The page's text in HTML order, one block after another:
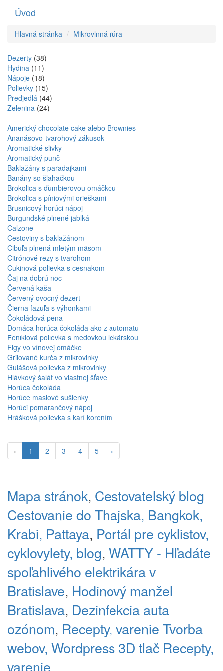
Úvod
Hlavná stránka Mikrovlnná rúra
Dezerty (38)
Hydina (11)
Nápoje (18)
Polievky (15)
Predjedlá (44)
Zelenina (24)
Americký chocolate cake alebo Brownies
Ananásovo-tvarohový zákusok
Aromatické slivky
Aromatický punč
Baklažány s paradajkami
Banány so šlahačkou
Brokolica s ďumbierovou omáčkou
Brokolica s píniovými orieškami
Brusnicový horúci nápoj
Burgundské plnené jablká
Calzone
Cestoviny s baklažánom
Cibuľa plnená mletým mäsom
Citrónové rezy s tvarohom
Cukinová polievka s cesnakom
Čaj na dobrú noc
Červená kaša
Červený ovocný dezert
Čierna fazuľa s výhonkami
Čokoládová pena
Domáca horúca čokoláda ako z automatu
Feniklová polievka s medovkou lekárskou
Figy vo vínovej omáčke
Grilované kurča z mikrovlnky
Gulášová polievka z mikrovlnky
Hlávkový šalát vo vlastnej šťave
Horúca čokoláda
Horúce maslové sušienky
Horúci pomarančový nápoj
Hrášková polievka s karí korením
‹ 1 2 3 4 5 ›
Mapa stránok, Cestovatelský blog
Cestovanie do Thajska, Bangkok,
Krabi, Pattaya, Portál pre cyklistov,
cyklovylety, blog, WATTY - Hľadáte
spoľahlivého elektrikára v
Bratislave, Hodinový manžel
Bratislava, Dezinfekcia auta
ozónom, Recepty, varenie Tvorba
webov, Wordpress 3D tlač Recepty,
varenie